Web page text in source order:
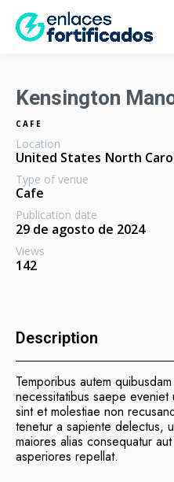
Kensington
CAFE
Location
United States North
Type of venue
Cafe
Publication date
29 de agosto de 2024
Views
142
Description
Temporibus autem
necessitatibus saepe
sint et molestiae non
tenetur a sapiente delectus,
maiores alias consequatur
asperiores repellat.